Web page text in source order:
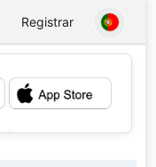
Registrar